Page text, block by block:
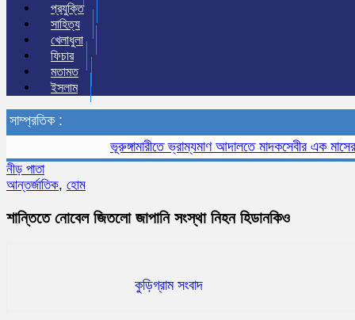
প্রযুক্তি
সাহিত্য
খেলাধুলা
ফিচার
মতামত
ইসলাম
সাম্প্রতিক :
ভূরুঙ্গামারীতে ভ্রাম্যমাণ আদালতে মাদকসেবীর এক মাসের
নীড় পাতা
আন্তর্জাতিক, হোম
শান্তিতে নোবেল জিতলো জাপানি সংস্থা নিহন হিডানকিও
কুড়িগ্রাম সংবাদ